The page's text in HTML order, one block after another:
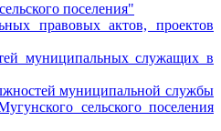
поселения"
правовых актов, проектов
муниципальных служащих в
муниципальной службы
сельского поселения